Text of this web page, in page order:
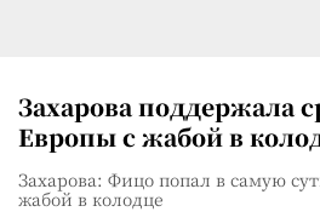
Захарова поддержала
Европы с жабой в
Захарова: Фицо попал в самую
жабой в колодце